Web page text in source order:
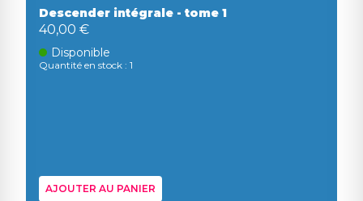
Descender intégrale - tome 1
40,00 €
Disponible
Quantité en stock : 1
AJOUTER AU PANIER